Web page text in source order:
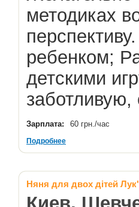
методиках
ребенком;
детскими
Зарплата: 60 грн./час
Подробнее
Няня для двох дітей
Киев,